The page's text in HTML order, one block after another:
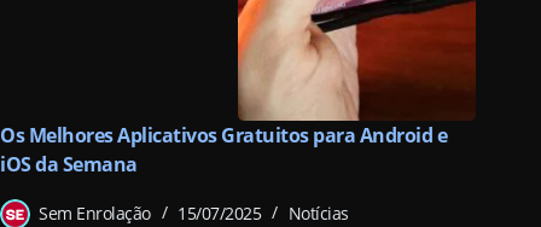
Os Melhores Aplicativos Gratuitos para Android e
iOS da Semana
Sem Enrolação 15/07/2025 Notícias